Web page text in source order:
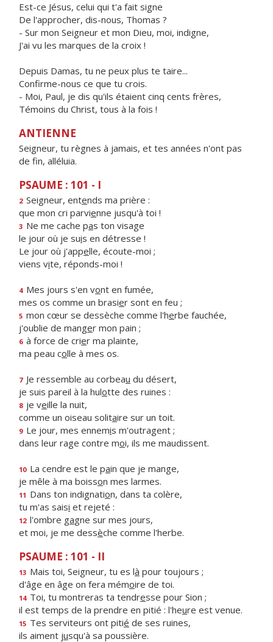
Est-ce Jésus, celui qui t'a fait signe
De l'approcher, dis-nous, Thomas ?
- Sur mon Seigneur et mon Dieu, moi, indigne,
J'ai vu les marques de la croix !
Depuis Damas, tu ne peux plus te taire...
Confirme-nous ce que tu crois.
- Moi, Paul, je dis qu'ils étaient cinq cents frères,
Témoins du Christ, tous à la fois !
ANTIENNE
Seigneur, tu règnes à jamais, et tes années n'ont pas
de fin, alléluia.
PSAUME : 101 - I
2 Seigneur, entends ma prière :
que mon cri parvienne jusqu'à toi !
3 Ne me cache pas ton visage
le jour où je suis en détresse !
Le jour où j'appelle, écoute-moi ;
viens vite, réponds-moi !
4 Mes jours s'en vont en fumée,
mes os comme un brasier sont en feu ;
5 mon cœur se dessèche comme l'herbe fauchée,
j'oublie de manger mon pain ;
6 à force de crier ma plainte,
ma peau colle à mes os.
7 Je ressemble au corbeau du désert,
je suis pareil à la hulotte des ruines :
8 je veille la nuit,
comme un oiseau solitaire sur un toit.
9 Le jour, mes ennemis m'outragent ;
dans leur rage contre moi, ils me maudissent.
10 La cendre est le pain que je mange,
je mêle à ma boisson mes larmes.
11 Dans ton indignation, dans ta colère,
tu m'as saisi et rejeté :
12 l'ombre gagne sur mes jours,
et moi, je me dessèche comme l'herbe.
PSAUME : 101 - II
13 Mais toi, Seigneur, tu es là pour toujours ;
d'âge en âge on fera mémoire de toi.
14 Toi, tu montreras ta tendresse pour Sion ;
il est temps de la prendre en pitié : l'heure est venue.
15 Tes serviteurs ont pitié de ses ruines,
ils aiment jusqu'à sa poussière.